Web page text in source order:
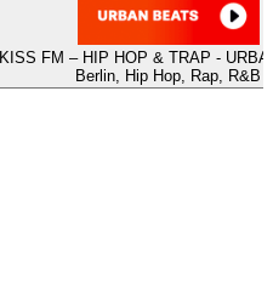
KISS FM – HIP HOP & TRAP -
Berlin, Hip Hop, Rap, R&B